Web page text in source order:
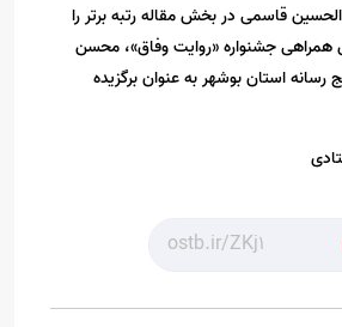
قاسمی در بخش مقاله رتبه برتر را
جشنواره «روایت وفاق»، محسن
استان بوشهر به عنوان برگزیده